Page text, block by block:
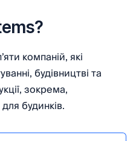
компаній, які
будівництві та
зокрема,
будинків.